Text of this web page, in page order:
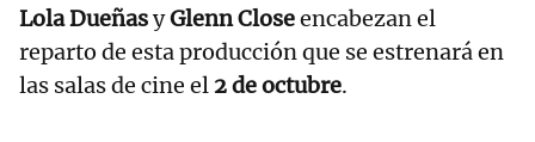
Lola DueñasyGlenn Closeencabezan el
reparto de esta producción que se estrenará en
las salas de cine el 2 de octubre.